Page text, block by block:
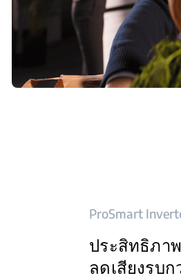
ProSmart
ประสิทธิภา
ลดเสียงรบก